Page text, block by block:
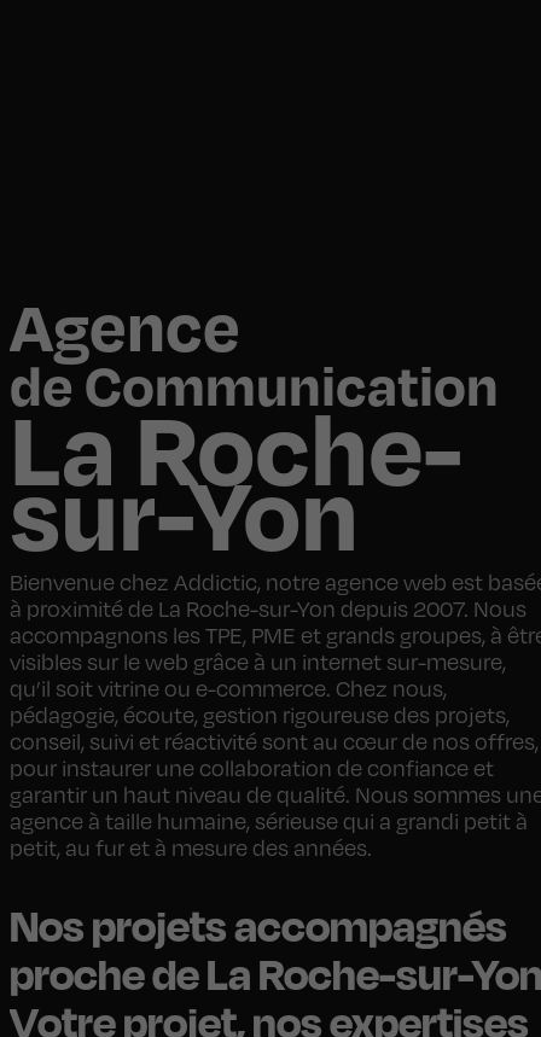
Agence
de Communication
La Roche-
sur-Yon
Bienvenue chez Addictic, notre agence web est
à proximité de La Roche-sur-Yon depuis 2007. Nous
accompagnons les TPE, PME et grands groupes, à
visibles sur le web grâce à un internet sur-mesure,
qu’il soit vitrine ou e-commerce. Chez nous,
pédagogie, écoute, gestion rigoureuse des projets,
conseil, suivi et réactivité sont au cœur de nos offres,
pour instaurer une collaboration de confiance et
garantir un haut niveau de qualité. Nous sommes
agence à taille humaine, sérieuse qui a grandi petit à
petit, au fur et à mesure des années.
Nos projets accompagnés
proche de La Roche-sur-
Votre projet, nos expertises